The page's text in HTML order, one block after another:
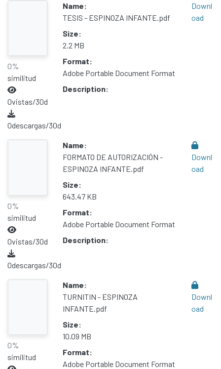
0%
similitud
0vistas/30d
0descargas/30d
Name:
TESIS - ESPINOZA INFANTE.pdf
Size:
2.2 MB
Format:
Adobe Portable Document Format
Description:
Downl
oad
0%
similitud
0vistas/30d
0descargas/30d
Name:
FORMATO DE AUTORIZACIÓN -
ESPINOZA INFANTE.pdf
Size:
643.47 KB
Format:
Adobe Portable Document Format
Description:
Downl
oad
0%
similitud
Name:
TURNITIN - ESPINOZA
INFANTE.pdf
Size:
10.09 MB
Format:
Adobe Portable Document Format
Downl
oad